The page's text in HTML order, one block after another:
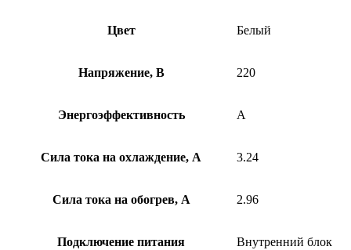
Цвет Белый
Напряжение, В 220
Энергоэффективность A
Сила тока на охлаждение, А 3.24
Сила тока на обогрев, А 2.96
Подключение питания Внутренний блок